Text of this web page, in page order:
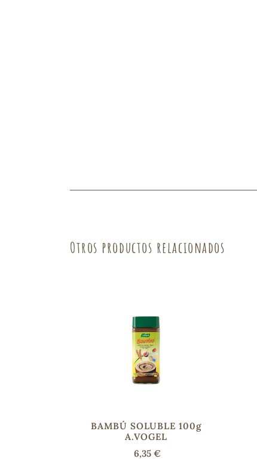
Otros productos relacionados
BAMBÚ SOLUBLE 100g
A.VOGEL
6,35 €